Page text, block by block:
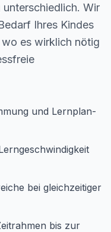
Wir
Ihres Kindes
es wirklich nötig
und Lernplan-
bei gleichzeitiger
bis zur